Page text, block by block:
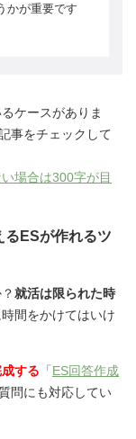
かが重要です
ケースがありま
事をチェックして
場合は300字が目
るESが作れるツ
就活は限られた時
間をかけてはいけ
する 「ES回答作成
問にも対応してい